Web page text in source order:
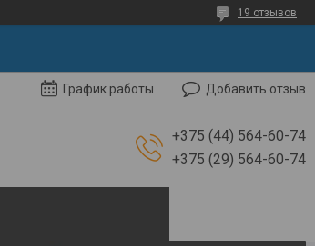
19 отзывов
График работы Добавить отзыв
+375 (44) 564-60-74
+375 (29) 564-60-74